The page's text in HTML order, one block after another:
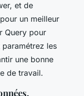
et de
un meilleur
Query pour
paramétrez les
une bonne
de travail.